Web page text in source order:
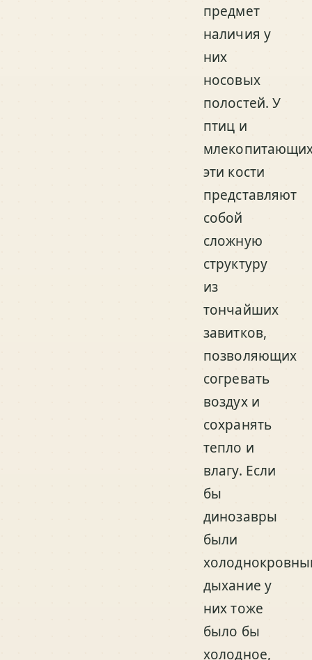
предмет
наличия у
них
носовых
полостей. У
птиц и
эти кости
представляют
собой
сложную
структуру
из
тончайших
завитков,
позволяющих
согревать
воздух и
сохранять
тепло и
влагу. Если
бы
динозавры
были
дыхание у
них тоже
было бы
холодное,